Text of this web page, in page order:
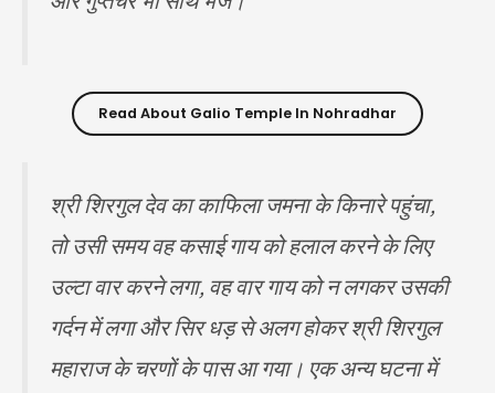
Read About Galio Temple In Nohradhar
श्री शिरगुल देव का काफिला जमना के किनारे पहुंचा,
तो उसी समय वह कसाई गाय को हलाल करने के लिए
उल्टा वार करने लगा, वह वार गाय को न लगकर उसकी
गर्दन में लगा और सिर धड़ से अलग होकर श्री शिरगुल
महाराज के चरणों के पास आ गया। एक अन्य घटना में